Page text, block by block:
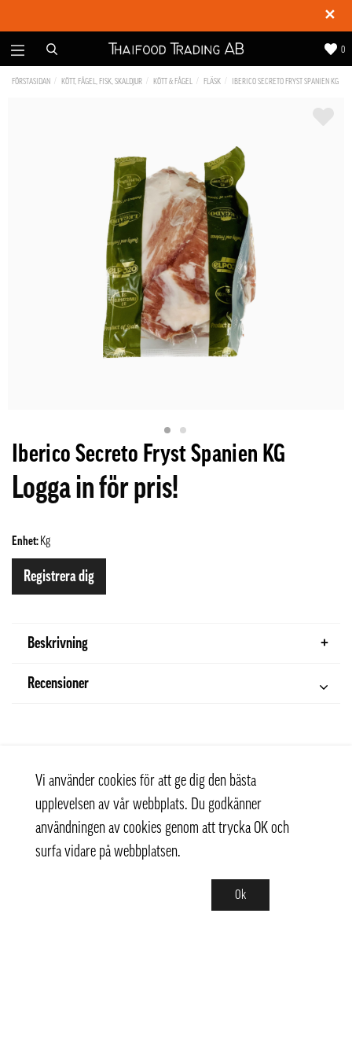
✕
0
FÖRSTASIDAN KÖTT, FÅGEL, FISK, SKALDJUR KÖTT & FÅGEL FLÄSK IBERICO SECRETO FRYST SPANIEN KG
Iberico Secreto Fryst Spanien KG
Logga in för pris!
Enhet: Kg
Registrera dig
Beskrivning
Recensioner
Vi använder cookies för att ge dig den bästa
upplevelsen av vår webbplats. Du godkänner
användningen av cookies genom att trycka OK och
surfa vidare på webbplatsen.
Ok